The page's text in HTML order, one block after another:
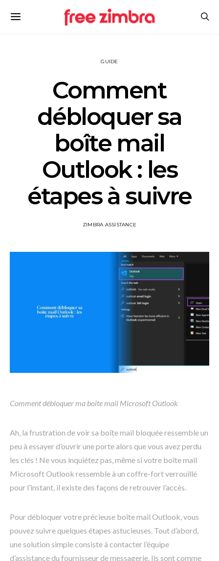
GUIDE
Comment
débloquer sa
boîte mail
Outlook : les
étapes à suivre
ZIMBRA ASSISTANCE
Comment débloquer ma boîte mail Microsoft Outlook
Ah, la frustration de voir sa boîte mail bloquée ressemble un
peu à essayer d’ouvrir une porte alors que vous avez perdu
les clés ! Ne vous inquiétez pas, même si votre boîte mail
Microsoft Outlook ressemble à un coffre-fort verrouillé
pour l’instant, il existe des façons de retrouver l’accès.
Pour débloquer votre précieuse boîte mail Outlook, vous
pouvez suivre quelques étapes astucieuses. Tout d’abord,
une solution simple consiste à contacter l’équipe
d’assistance du fournisseur de messagerie. Ils sont comme